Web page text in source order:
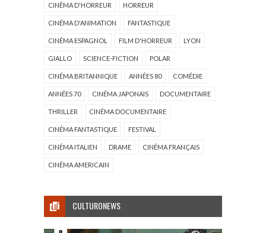
CINÉMA D'HORREUR HORREUR
CINÉMA D'ANIMATION FANTASTIQUE
CINÉMA ESPAGNOL FILM D'HORREUR LYON
GIALLO SCIENCE-FICTION POLAR
CINÉMA BRITANNIQUE ANNÉES 80 COMÉDIE
ANNÉES 70 CINÉMA JAPONAIS DOCUMENTAIRE
THRILLER CINÉMA DOCUMENTAIRE
CINÉMA FANTASTIQUE FESTIVAL
CINÉMA ITALIEN DRAME CINÉMA FRANÇAIS
CINÉMA AMERICAIN
CULTURONEWS